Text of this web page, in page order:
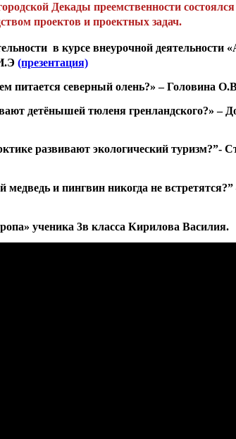
Декады преемственности
проектов и проектных задач.
в курсе внеурочной деятельности
(презентация)
питается северный олень?» – Головина
детёнышей тюленя гренландского?» –
развивают экологический туризм?”-
и пингвин никогда не
ученика 3в класса Кирилова Василия.